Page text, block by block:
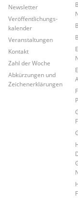
Newsletter
Veröffentlichungs-
kalender
Veranstaltungen
Kontakt
Zahl der Woche
Abkürzungen und
Zeichenerklärungen